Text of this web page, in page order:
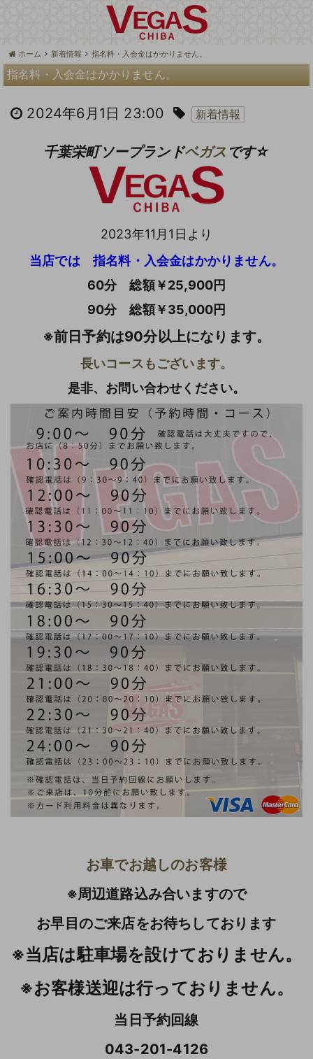
ホーム 新着情報 指名料・入会金はかかりません。
指名料・入会金はかかりません。
2024年6月1日 23:00 新着情報
千葉栄町ソープランドベガス です☆
2023年11月1日より
当店では 指名料・入会金はかかりません。
60分 総額￥25,900円
90分 総額￥35,000円
※前日予約は90分以上になります。
長いコースもございます。
是非、お問い合わせください。
お車でお越しのお客様
※周辺道路込み合いますので
お早目のご来店をお待ちしております
※当店は駐車場を設けておりません。
※お客様送迎は行っておりません。
当日予約回線
043-201-4126